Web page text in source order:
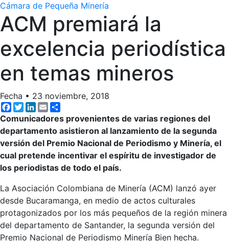
Cámara de Pequeña Minería
ACM premiará la
excelencia periodística
en temas mineros
Fecha • 23 noviembre, 2018
Facebook
TwitterLinkedIn
Email
Comunicadores provenientes de varias regiones del
departamento asistieron al lanzamiento de la segunda
versión del Premio Nacional de Periodismo y Minería, el
cual pretende incentivar el espíritu de investigador de
los periodistas de todo el país.
La Asociación Colombiana de Minería (ACM) lanzó ayer
desde Bucaramanga, en medio de actos culturales
protagonizados por los más pequeños de la región minera
del departamento de Santander, la segunda versión del
Premio Nacional de Periodismo Minería Bien hecha.